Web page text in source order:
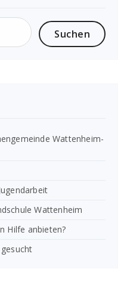
Wattenheim-
Wattenheim
Hilfe anbieten?